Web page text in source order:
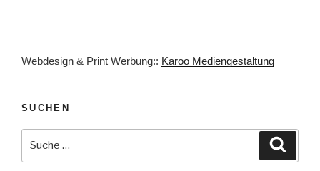
Webdesign & Print Werbung:: Karoo Mediengestaltung
SUCHEN